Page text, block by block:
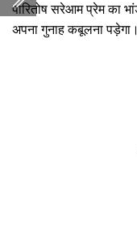
पारितोष सरेआम प्रेम का
अपना गुनाह कबूलना पड़ेगा।